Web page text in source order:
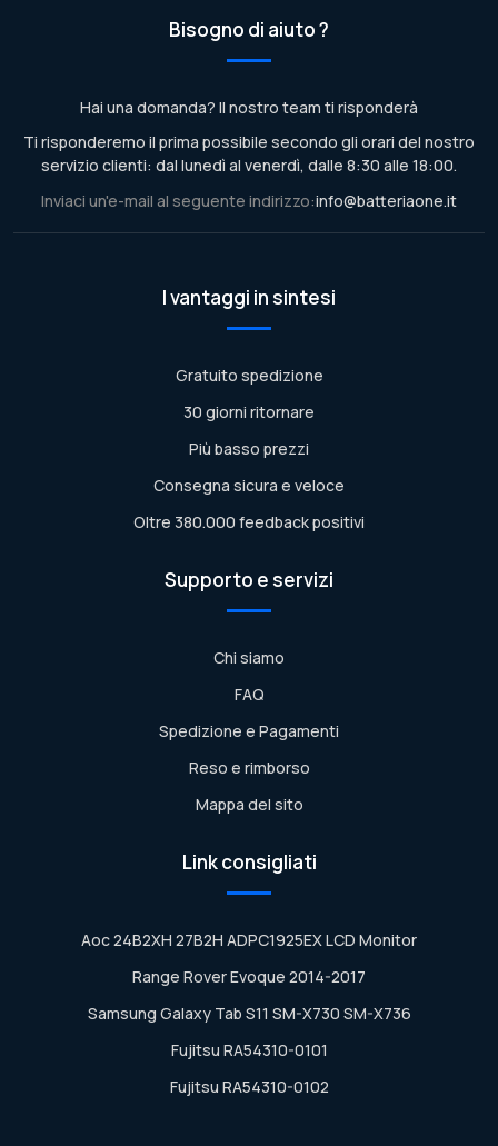
Bisogno di aiuto ?
Hai una domanda? Il nostro team ti risponderà
Ti risponderemo il prima possibile secondo gli orari del nostro
servizio clienti: dal lunedì al venerdì, dalle 8:30 alle 18:00.
Inviaci un'e-mail al seguente indirizzo:info@batteriaone.it
I vantaggi in sintesi
Gratuito spedizione
30 giorni ritornare
Più basso prezzi
Consegna sicura e veloce
Oltre 380.000 feedback positivi
Supporto e servizi
Chi siamo
FAQ
Spedizione e Pagamenti
Reso e rimborso
Mappa del sito
Link consigliati
Aoc 24B2XH 27B2H ADPC1925EX LCD Monitor
Range Rover Evoque 2014-2017
Samsung Galaxy Tab S11 SM-X730 SM-X736
Fujitsu RA54310-0101
Fujitsu RA54310-0102